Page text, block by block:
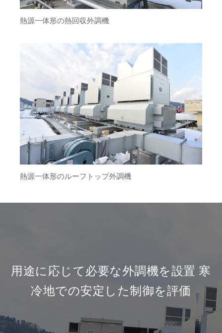
熱源一体形の熱回収外調機
熱源一体形のルーフトップ外調機
用途に応じて必要な外調機を設置 寒
冷地での安定した制御を評価